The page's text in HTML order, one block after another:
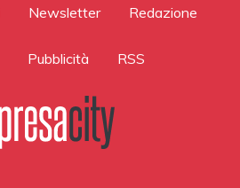
Newsletter Redazione
Pubblicità RSS